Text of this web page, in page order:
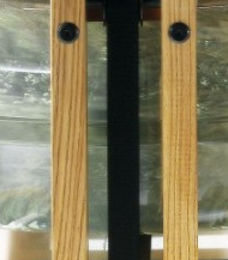
Wasser nach Außen,
In der Erholungsphase
ab und das
zurück. Dadurch
Effekt führt dazu,
etwas weniger flüssig
die Concept
und eine Bremsphase.